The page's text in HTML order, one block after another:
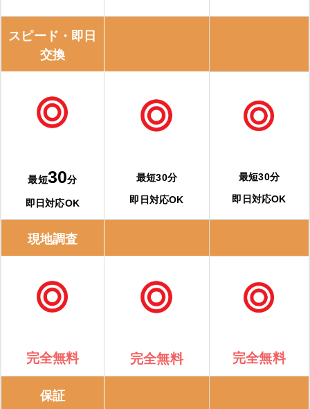
スピード・即日
交換
最短30分
即日対応OK
最短30分
即日対応OK
最短30分
即日対応OK
現地調査
完全無料 完全無料 完全無料
保証